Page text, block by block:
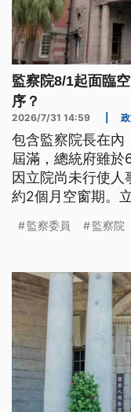
監察院8/1起面臨
序？
2026/7/31 14:59
包含監察院長在內
屆滿，總統府雖
因立院尚未行使
約2個月空窗期。
監察委員 監察院